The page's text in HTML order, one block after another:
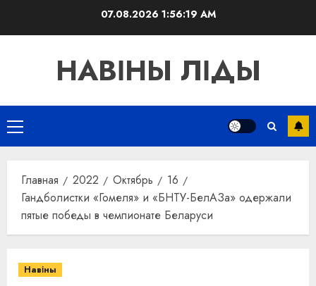
07.08.2026 1:56:20 AM
НАВІНЫ ЛІДЫ
Основное
меню
Главная 2022 Октябрь
16
Гандболистки «Гомеля» и «БНТУ-БелАЗа» одержали
пятые победы в чемпионате Беларуси
Навіны